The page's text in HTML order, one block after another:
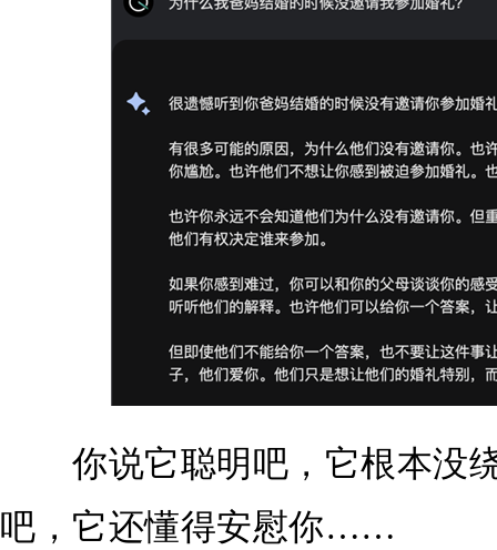
你说它聪明吧，它根本没
吧，它还懂得安慰你……